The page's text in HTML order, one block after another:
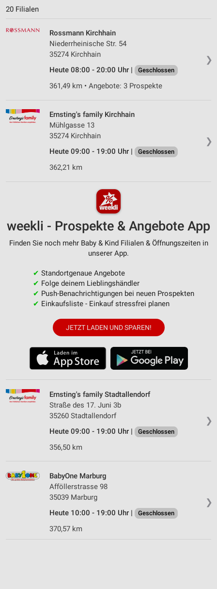
20 Filialen
❯
Rossmann Kirchhain
Niederrheinische Str. 54
35274 Kirchhain
Heute 08:00 - 20:00 Uhr |
Geschlossen
361,49 km • Angebote: 3 Prospekte
❯
Ernsting's family Kirchhain
Mühlgasse 13
35274 Kirchhain
Heute 09:00 - 19:00 Uhr |
Geschlossen
362,21 km
weekli - Prospekte & Angebote App
Finden Sie noch mehr Baby & Kind Filialen & Öffnungszeiten in
unserer App.
✔ Standortgenaue Angebote
✔ Folge deinem Lieblingshändler
✔ Push-Benachrichtigungen bei neuen Prospekten
✔ Einkaufsliste - Einkauf stressfrei planen
JETZT LADEN UND SPAREN!
❯
Ernsting's family Stadtallendorf
Straße des 17. Juni 3b
35260 Stadtallendorf
Heute 09:00 - 19:00 Uhr |
Geschlossen
356,50 km
❯
BabyOne Marburg
Afföllerstrasse 98
35039 Marburg
Heute 10:00 - 19:00 Uhr |
Geschlossen
370,57 km